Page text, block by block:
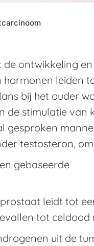
ontwikkeling
leiden
bij het ouder
de stimulatie van
gesproken
testosteron,
gebaseerde
leidt tot
tot celdood
uit de